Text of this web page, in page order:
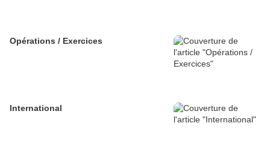
Opérations / Exercices
International